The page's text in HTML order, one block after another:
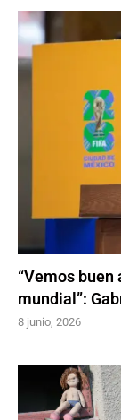
“Vemos buen
mundial”:
8 junio, 2026